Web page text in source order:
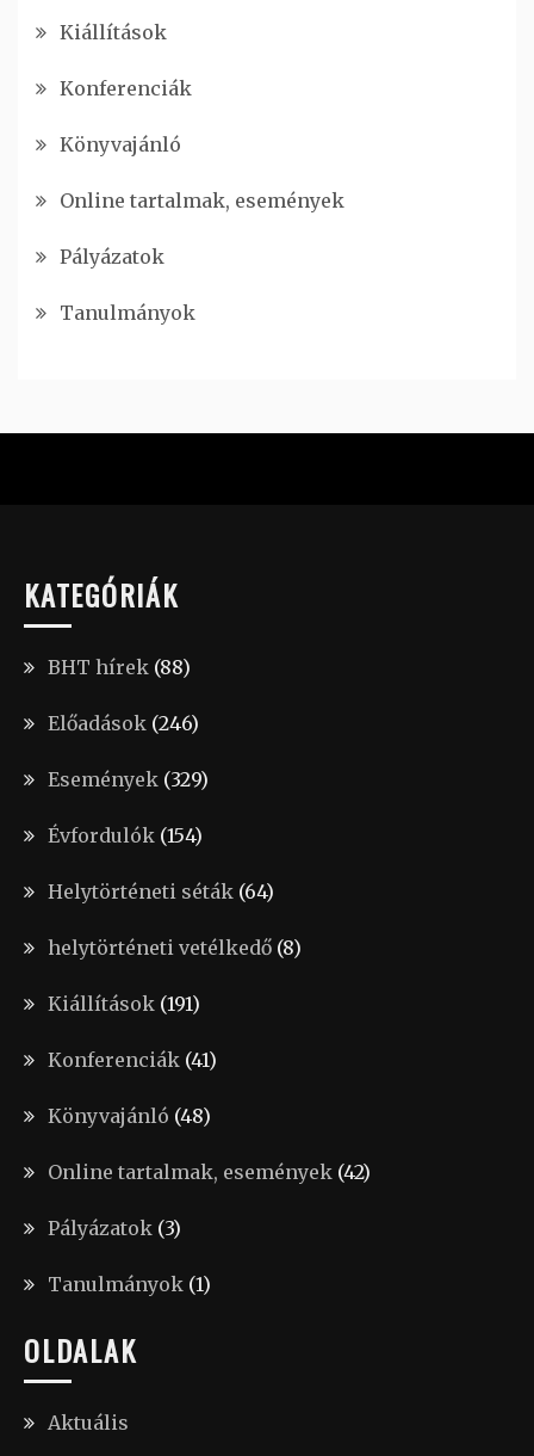
Kiállítások
Konferenciák
Könyvajánló
Online tartalmak, események
Pályázatok
Tanulmányok
KATEGÓRIÁK
BHT hírek (88)
Előadások (246)
Események (329)
Évfordulók (154)
Helytörténeti séták (64)
helytörténeti vetélkedő (8)
Kiállítások (191)
Konferenciák (41)
Könyvajánló (48)
Online tartalmak, események (42)
Pályázatok (3)
Tanulmányok (1)
OLDALAK
Aktuális